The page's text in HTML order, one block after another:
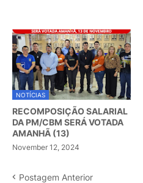
NOTÍCIAS
RECOMPOSIÇÃO SALARIAL
DA PM/CBM SERÁ VOTADA
AMANHÃ (13)
November 12, 2024
Postagem Anterior